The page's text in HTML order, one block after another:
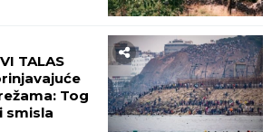
TALAS
Tog
smisla